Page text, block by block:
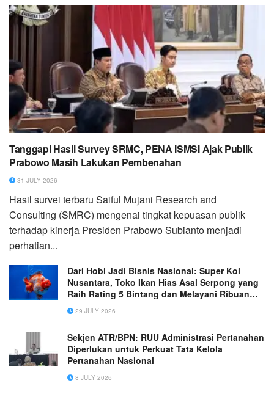
Tanggapi Hasil Survey SRMC, PENA ISMSI Ajak Publik
Prabowo Masih Lakukan Pembenahan
31 JULY 2026
Hasil survei terbaru Saiful Mujani Research and
Consulting (SMRC) mengenai tingkat kepuasan publik
terhadap kinerja Presiden Prabowo Subianto menjadi
perhatian...
Dari Hobi Jadi Bisnis Nasional: Super Koi
Nusantara, Toko Ikan Hias Asal Serpong yang
Raih Rating 5 Bintang dan Melayani Ribuan
Pelanggan se-Indonesia (Ganti gambar utama,
bukan gambar logo, brosur, tanpa ada tulisan)
website )
29 JULY 2026
Sekjen ATR/BPN: RUU Administrasi Pertanahan
Diperlukan untuk Perkuat Tata Kelola
Pertanahan Nasional
8 JULY 2026